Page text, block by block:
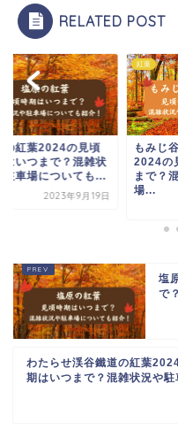
RELATED POST
の紅葉2024の見頃
はいつまで？混雑状
駐車場についても...
2023年9月19日
紅葉
もみじ
2024の
まで？
場...
塩
で
わたらせ渓谷鐵道の紅葉
期はいつまで？混雑状況や